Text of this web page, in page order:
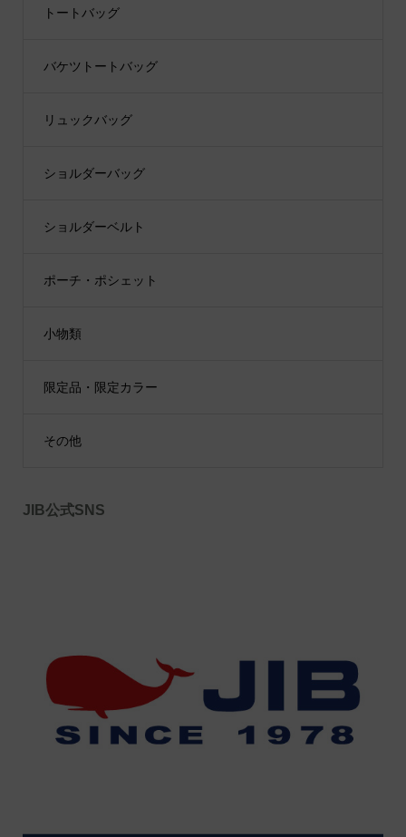
トートバッグ
バケツトートバッグ
リュックバッグ
ショルダーバッグ
ショルダーベルト
ポーチ・ポシェット
小物類
限定品・限定カラー
その他
JIB公式SNS